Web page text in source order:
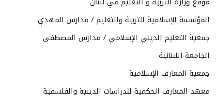
المؤسسة الإسلامية للتربية والتعليم / مدارس المهدي.
جمعية التعليم الديني الإسلامي / مدارس المصطفى
الجامعة اللبنانية
جمعية المعارف الإسلامية
معهد المعارف الحكمية للدراسات الدينية والفلسفية